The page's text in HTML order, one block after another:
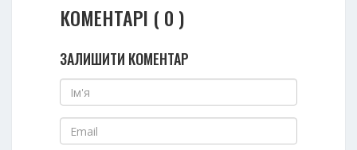
КОМЕНТАРІ ( 0 )
ЗАЛИШИТИ КОМЕНТАР